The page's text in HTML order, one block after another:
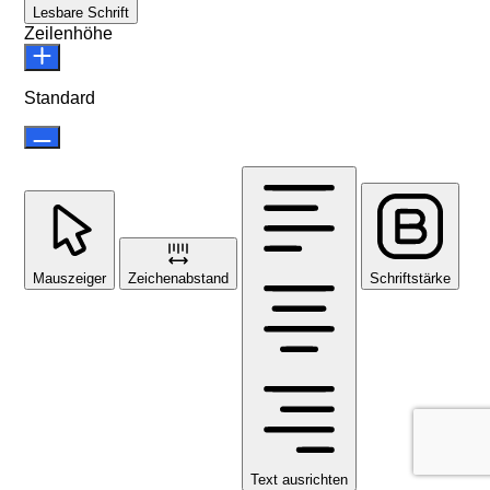
Lesbare Schrift
Zeilenhöhe
Standard
Mauszeiger Zeichenabstand
Text ausrichten
Schriftstärke